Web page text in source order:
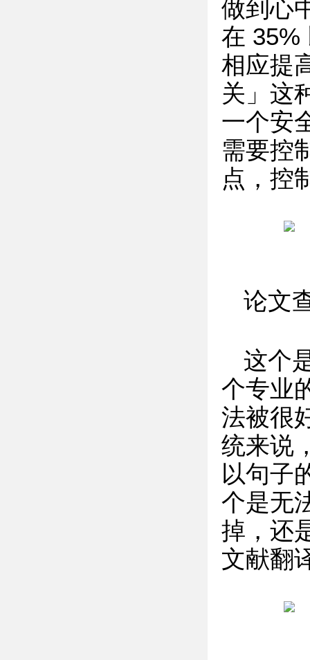
做到心
在 35%
相应提
关」这
一个安
需要控
点，控
论文
这个
个专业
法被很
统来说
以句子
个是无
掉，还
文献翻